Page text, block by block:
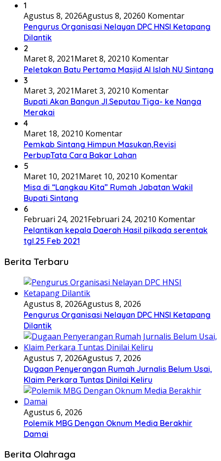
1
Agustus 8, 2026Agustus 8, 20260 Komentar
Pengurus Organisasi Nelayan DPC HNSI Ketapang
Dilantik
2
Maret 8, 2021Maret 8, 20210 Komentar
Peletakan Batu Pertama Masjid Al Islah NU Sintang
3
Maret 3, 2021Maret 3, 20210 Komentar
Bupati Akan Bangun Jl.Seputau Tiga- ke Nanga
Merakai
4
Maret 18, 20210 Komentar
Pemkab Sintang Himpun Masukan,Revisi
PerbupTata Cara Bakar Lahan
5
Maret 10, 2021Maret 10, 20210 Komentar
Misa di “Langkau Kita” Rumah Jabatan Wakil
Bupati Sintang
6
Februari 24, 2021Februari 24, 20210 Komentar
Pelantikan kepala Daerah Hasil pilkada serentak
tgl.25 Feb 2021
Berita Terbaru
Agustus 8, 2026Agustus 8, 2026
Pengurus Organisasi Nelayan DPC HNSI Ketapang
Dilantik
Agustus 7, 2026Agustus 7, 2026
Dugaan Penyerangan Rumah Jurnalis Belum Usai,
Klaim Perkara Tuntas Dinilai Keliru
Agustus 6, 2026
Polemik MBG Dengan Oknum Media Berakhir
Damai
Berita Olahraga